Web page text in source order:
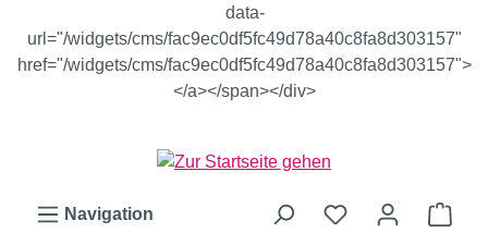
data-
url="/widgets/cms/fac9ec0df5fc49d78a40c8fa8d303157"
href="/widgets/cms/fac9ec0df5fc49d78a40c8fa8d303157">
</a></span></div>
Navigation